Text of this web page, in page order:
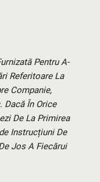
Pentru A-
Referitoare La
Companie,
Dacă În Orice
De La Primirea
Instrucțiuni De
Jos A Fiecărui